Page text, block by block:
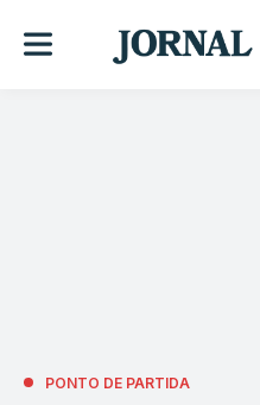
PONTO DE PARTIDA